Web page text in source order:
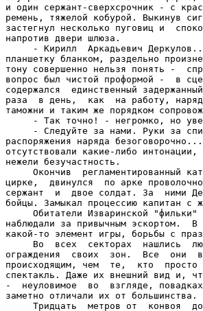
и один сержант-сверхсрочник - с
ремень, тяжелой кобурой. Выкинув
застегнул несколько пуговиц и
напротив двери шлюза.
- Кирилл  Аркадьевич
планшетку бланком, раздельно
тону совершенно нельзя понять -
вопрос был чистой проформой -  в
содержался  единственный
раза  в день,  как  на работу,
таможни и таким же порядком
- Так точно! - негромко, но
- Следуйте за нами. Руки за
распоряжения наряда
отсутствовали какие-либо
нежели безучастность.
Окончив  регламентированный
цирке,  двинулся  по арке
сержант  и  двое солдат. За  ними
бойцы. Замыкал процессию капитан с
Обитатели Изваринской
наблюдали за привычным эскортом.
какой-то элемент игры, борьбы с
Во  всех  секторах  нашлись
ограждения  своих  зон.  Все  они
происходящим, чем  те,  кто  просто
спектакль. Даже их внешний вид и,
-  неуловимое  во  взгляде,
заметно отличали их от большинства.
Тридцать  метров от  конвоя